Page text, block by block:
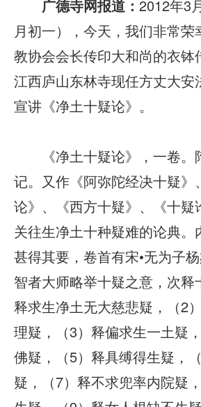
广德寺网报道： 2012年3
月初一），今天，我们非常荣
教协会会长传印大和尚的衣钵
江西庐山东林寺现任方丈大安
宣讲《净土十疑论》。
《净土十疑论》，一卷。
记。又作《阿弥陀经决十疑》
论》、《西方十疑》、《十疑
关往生净土十种疑难的论典。
甚得其要，卷首有宋•无为子
智者大师略举十疑之意，次释
释求生净土无大慈悲疑，（2
理疑，（3）释偏求生一土疑
佛疑，（5）释具缚得生疑，
疑，（7）释不求兜率内院疑